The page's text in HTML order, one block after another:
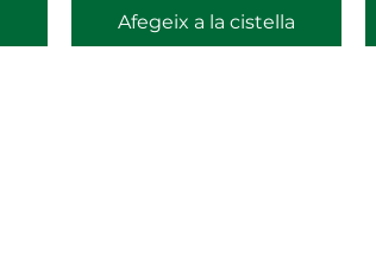
Afegeix a la cistella